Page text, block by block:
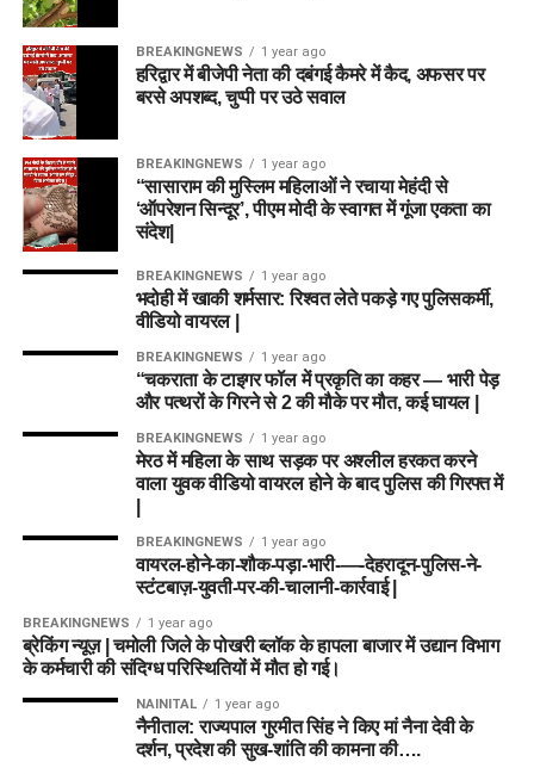
BREAKINGNEWS 1 year ago
हरिद्वार में बीजेपी नेता की दबंगई कैमरे में कैद, अफसर पर
बरसे अपशब्द, चुप्पी पर उठे सवाल
BREAKINGNEWS 1 year ago
“सासाराम की मुस्लिम महिलाओं ने रचाया मेहंदी से
‘ऑपरेशन सिन्दूर’, पीएम मोदी के स्वागत में गूंजा एकता का
संदेश|
BREAKINGNEWS 1 year ago
भदोही में खाकी शर्मसार: रिश्वत लेते पकड़े गए पुलिसकर्मी,
वीडियो वायरल |
BREAKINGNEWS 1 year ago
“चकराता के टाइगर फॉल में प्रकृति का कहर — भारी पेड़
और पत्थरों के गिरने से 2 की मौके पर मौत, कई घायल |
BREAKINGNEWS 1 year ago
मेरठ में महिला के साथ सड़क पर अश्लील हरकत करने
वाला युवक वीडियो वायरल होने के बाद पुलिस की गिरफ्त में
BREAKINGNEWS 1 year ago
वायरल-होने-का-शौक-पड़ा-भारी-—-देहरादून-पुलिस-ने-
स्टंटबाज़-युवती-पर-की-चालानी-कार्रवाई |
BREAKINGNEWS 1 year ago
ब्रेकिंग न्यूज़ | चमोली जिले के पोखरी ब्लॉक के हापला बाजार में उद्यान विभाग
के कर्मचारी की संदिग्ध परिस्थितियों में मौत हो गई।
NAINITAL 1 year ago
नैनीताल: राज्यपाल गुरमीत सिंह ने किए मां नैना देवी के
दर्शन, प्रदेश की सुख-शांति की कामना की….